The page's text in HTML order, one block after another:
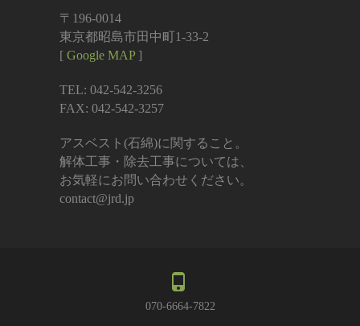
〒196-0014
東京都昭島市田中町1-33-2
[ Google MAP]
TEL: 042-542-3256
FAX: 042-542-3257
アスベスト(石綿)に関すること。
解体工事・除去工事については、
お気軽にお問い合わせください。
contact@jrd.jp
070-6664-7822